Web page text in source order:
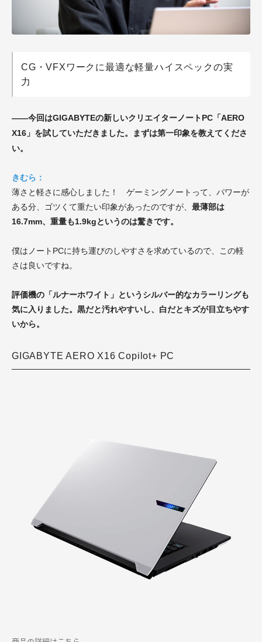
CG・VFXワークに最適な軽量ハイスペックの実
力
——今回はGIGABYTEの新しいクリエイターノートPC「AERO
X16 」を試していただきました。まずは第一印象を教えてくださ
い。
きむら：
薄さと軽さに感心しました！ ゲーミングノートって、パワーが
ある分、ゴツくて重たい印象があったのですが、 最薄部は
16.7mm、重量も1.9kgというのは驚きです。
僕はノートPCに持ち運びのしやすさを求めているので、この軽
さは良いですね。
評価機の「ルナーホワイト」というシルバー的なカラーリングも
気に入りました。黒だと汚れやすいし、白だとキズが目立ちやす
いから。
GIGABYTE AERO X16 Copilot+ PC